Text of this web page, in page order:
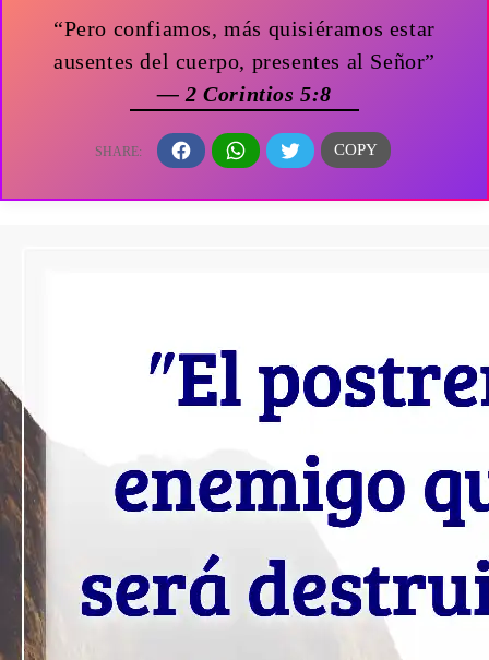
“Pero confiamos, más quisiéramos estar
ausentes del cuerpo, presentes al Señor”
— 2 Corintios 5:8